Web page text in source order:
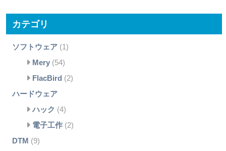
カテゴリ
ソフトウェア(1)
Mery(54)
FlacBird (2)
ハードウェア
ハック (4)
電子工作(2)
DTM (9)